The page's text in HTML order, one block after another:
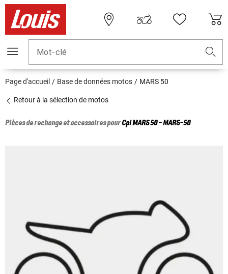
Mot-clé
Page d'accueil Base de données motos MARS 50
Retour à la sélection de motos
Pièces de rechange et accessoires pourCpiMARS 50 - MARS-50